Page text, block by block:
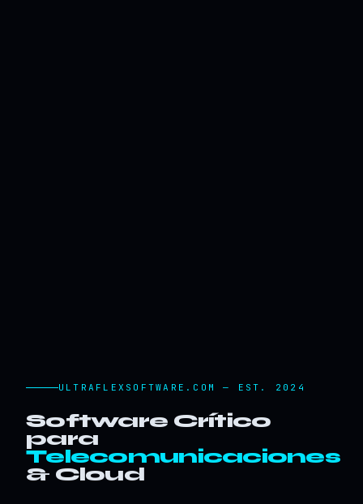
ULTRAFLEXSOFTWARE.COM — EST. 2024
Software Crítico
para
Telecomunicaciones
& Cloud